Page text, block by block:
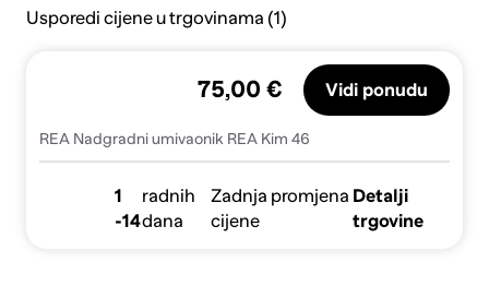
Usporedi cijene u trgovinama (1)
REA Nadgradni umivaonik REA Kim 46
75,00 € Vidi ponudu
1
-14
radnih
dana
Zadnja promjena
cijene
Detalji
trgovine